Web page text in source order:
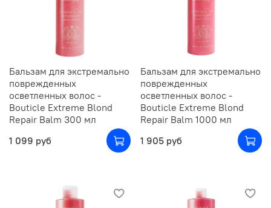
Бальзам для экстремально
поврежденных
осветленных волос -
Bouticle Extreme Blond
Repair Balm 300 мл
1 099 руб
Бальзам для экстремально
поврежденных
осветленных волос -
Bouticle Extreme Blond
Repair Balm 1000 мл
1 905 руб